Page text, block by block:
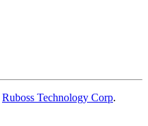
Ruboss Technology Corp.